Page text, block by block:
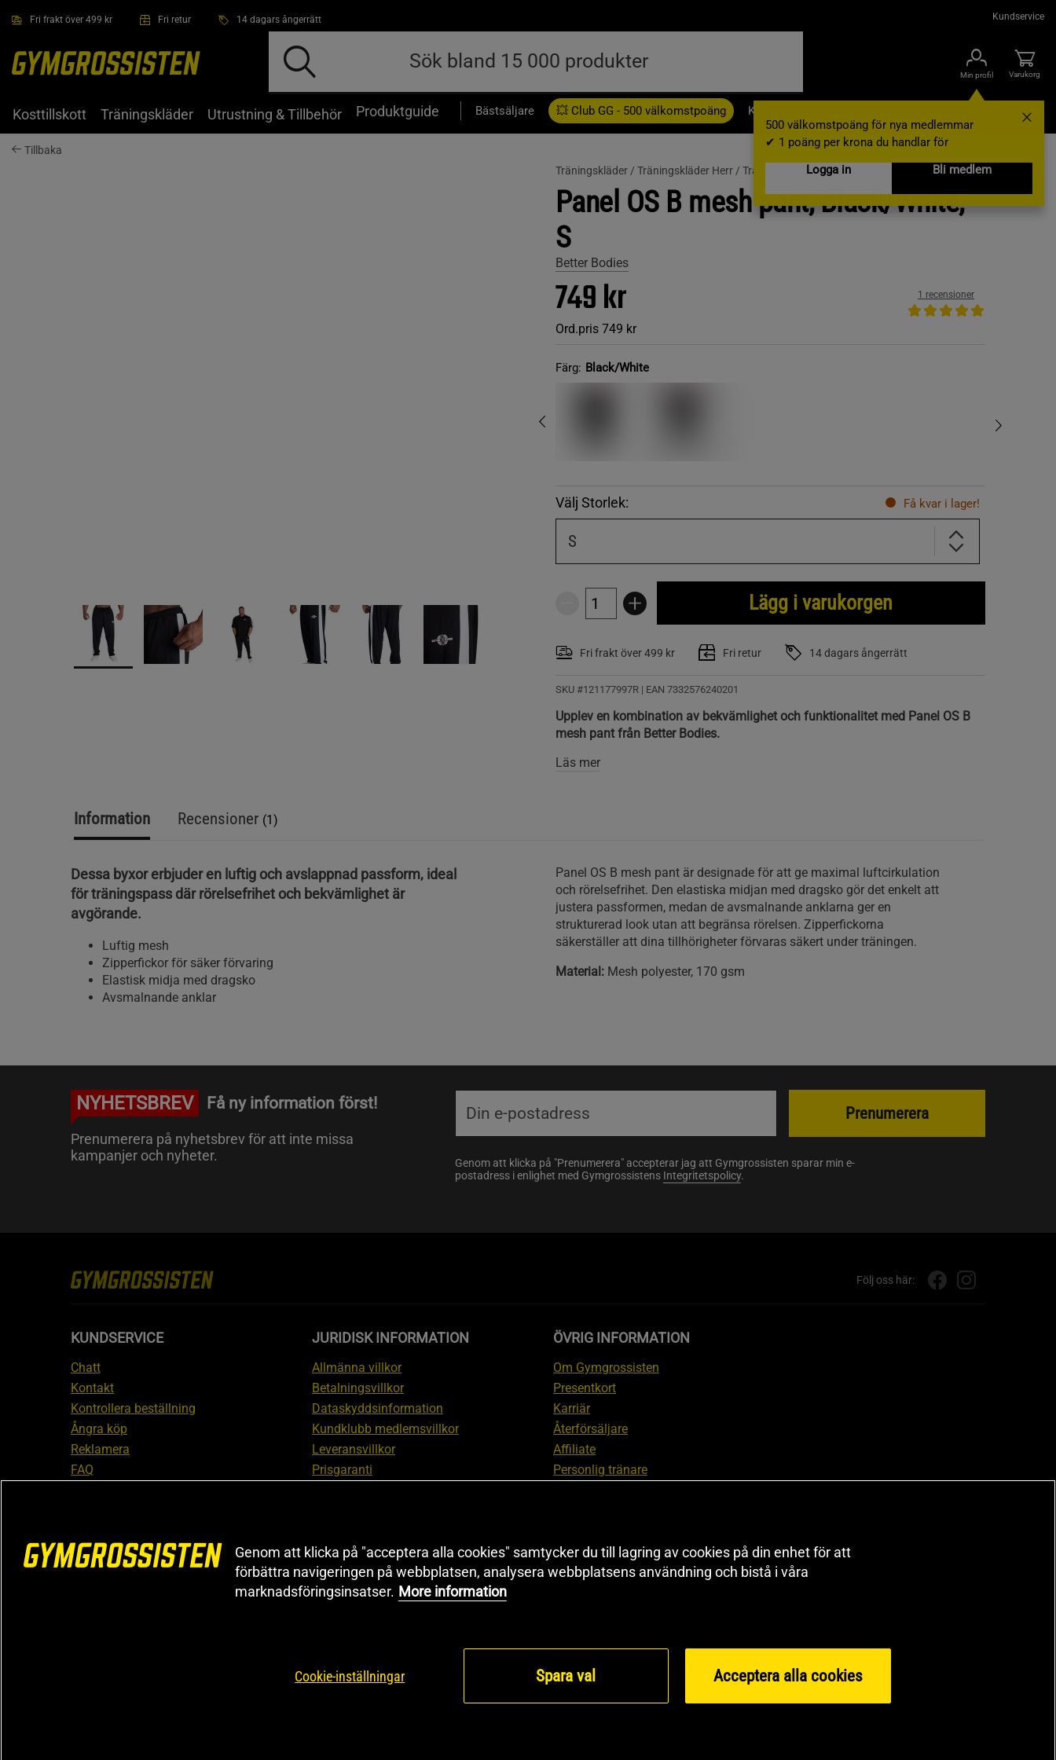
Fri frakt över 499 kr Fri retur 14 dagars ångerrätt Kundservice
Min profil
500 välkomstpoäng för nya medlemmar
✔ 1 poäng per krona du handlar för
Logga in
Bli medlem
Varukorg
Kosttillskott Träningskläder Utrustning & Tillbehör Produktguide Bästsäljare 💥 Club GG - 500 välkomstpoäng Kampanjer
Tillbaka
Träningskläder / Träningskläder Herr / Träningsbyxor
Panel OS B mesh pant, Black/White,
S
Better Bodies
749 kr
Ord.pris 749 kr
1 recensioner
Färg: Black/White
Välj Storlek: Få kvar i lager!
S
Lägg i varukorgen
Fri frakt över 499 kr Fri retur 14 dagars ångerrätt
SKU #121177997R | EAN 7332576240201
Upplev en kombination av bekvämlighet och funktionalitet med Panel OS B
mesh pant från Better Bodies.
Läs mer
Information Recensioner (1)
Dessa byxor erbjuder en luftig och avslappnad passform, ideal
för träningspass där rörelsefrihet och bekvämlighet är
avgörande.
Luftig mesh
Zipperfickor för säker förvaring
Elastisk midja med dragsko
Avsmalnande anklar
Panel OS B mesh pant är designade för att ge maximal luftcirkulation
och rörelsefrihet. Den elastiska midjan med dragsko gör det enkelt att
justera passformen, medan de avsmalnande anklarna ger en
strukturerad look utan att begränsa rörelsen. Zipperfickorna
säkerställer att dina tillhörigheter förvaras säkert under träningen.
Material:Mesh polyester, 170 gsm
NYHETSBREV Få ny information först!
Prenumerera på nyhetsbrev för att inte missa
kampanjer och nyheter.
Genom att klicka på "Prenumerera" accepterar jag att Gymgrossisten sparar min e-
postadress i enlighet med Gymgrossistens Integritetspolicy.
Prenumerera
Följ oss här:
KUNDSERVICE
Chatt
Kontakt
Kontrollera beställning
Ångra köp
Reklamera
FAQ
JURIDISK INFORMATION
Allmänna villkor
Betalningsvillkor
Dataskyddsinformation
Kundklubb medlemsvillkor
Leveransvillkor
Prisgaranti
ÖVRIG INFORMATION
Om Gymgrossisten
Presentkort
Karriär
Återförsäljare
Affiliate
Personlig tränare
Black Friday
Artiklar & Övningar
Genom att klicka på "acceptera alla cookies" samtycker du till lagring av cookies på din enhet för att
förbättra navigeringen på webbplatsen, analysera webbplatsens användning och bistå i våra
marknadsföringsinsatser. More information
Cookie-inställningar Spara val Acceptera alla cookies